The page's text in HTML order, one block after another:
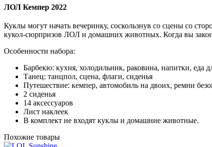
ЛОЛ Кемпер 2022
Куклы могут начать вечеринку, соскользнув со сцены со
кукол-сюрпризов ЛОЛ и домашних животных. Когда вы
Особенности набора:
Барбекю: кухня, холодильник, раковина, напитки, еда
Танец: танцпол, сцена, флаги, сиденья
Путешествие: кемпер, автомобиль на двоих, ремни
2 сиденья
14 аксессуаров
Лист наклеек
В комплект не входят куклы и домашние животные.
Похожие товары